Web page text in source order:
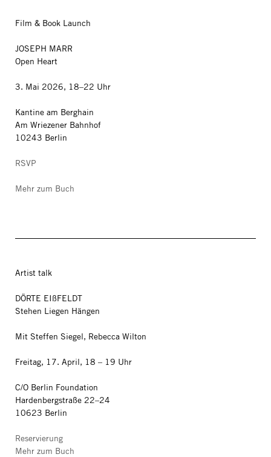
Film & Book Launch
JOSEPH MARR
Open Heart
3. Mai 2026, 18–22 Uhr
Kantine am Berghain
Am Wriezener Bahnhof
10243 Berlin
RSVP
Mehr zum Buch
Artist talk
DÖRTE EIßFELDT
Stehen Liegen Hängen
Mit Steffen Siegel, Rebecca Wilton
Freitag, 17. April, 18 – 19 Uhr
C/O Berlin Foundation
Hardenbergstraße 22–24
10623 Berlin
Reservierung
Mehr zum Buch